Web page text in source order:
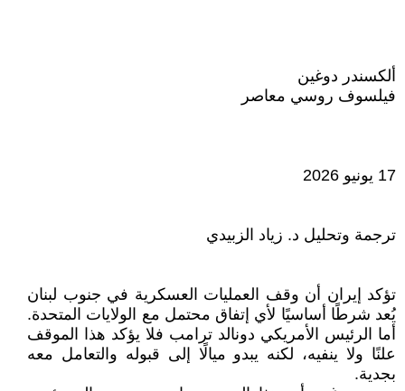
ألكسندر دوغين
فيلسوف روسي معاصر
17 يونيو 2026
ترجمة وتحليل د. زياد الزبيدي
تؤكد إيران أن وقف العمليات العسكرية في جنوب لبنان
يُعد شرطًا أساسيًا لأي إتفاق محتمل مع الولايات المتحدة.
أما الرئيس الأمريكي دونالد ترامب فلا يؤكد هذا الموقف
علنًا ولا ينفيه، لكنه يبدو ميالًا إلى قبوله والتعامل معه
بجدية.